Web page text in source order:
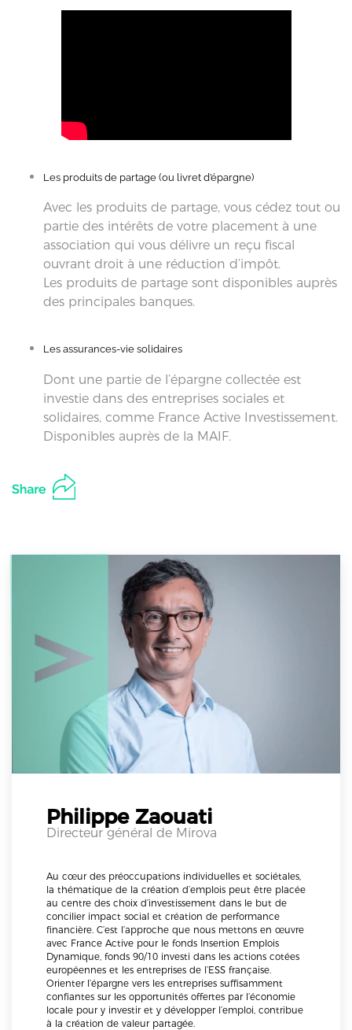
Les produits de partage (ou livret d’épargne)
Avec les produits de partage, vous cédez tout ou
partie des intérêts de votre placement à une
association qui vous délivre un reçu fiscal
ouvrant droit à une réduction d’impôt.
Les produits de partage sont disponibles auprès
des principales banques.
Les assurances-vie solidaires
Dont une partie de l’épargne collectée est
investie dans des entreprises sociales et
solidaires, comme France Active Investissement.
Disponibles auprès de la MAIF.
Philippe Zaouati
Directeur général de Mirova
Au cœur des préoccupations individuelles et sociétales,
la thématique de la création d’emplois peut être placée
au centre des choix d’investissement dans le but de
concilier impact social et création de performance
financière. C’est l’approche que nous mettons en œuvre
avec France Active pour le fonds Insertion Emplois
Dynamique, fonds 90/10 investi dans les actions cotées
européennes et les entreprises de l’ESS française.
Orienter l’épargne vers les entreprises suffisamment
confiantes sur les opportunités offertes par l’économie
locale pour y investir et y développer l’emploi, contribue
à la création de valeur partagée.